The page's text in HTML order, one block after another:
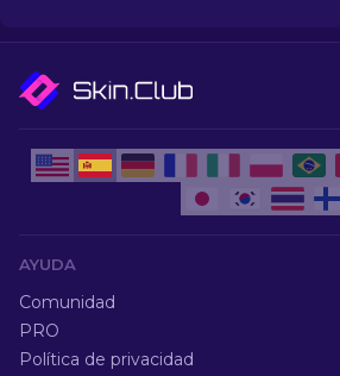
AYUDA
Comunidad
PRO
Política de privacidad